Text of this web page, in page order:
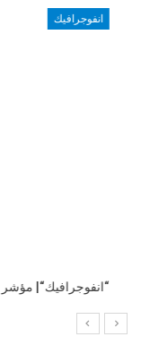
انفوجرافيك
“انفوجرافيك“| مؤشر الدين